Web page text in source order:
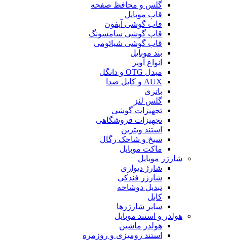
گلس و محافظ صفحه
قاب موبایل
قاب گوشی آیفون
قاب گوشی سامسونگ
قاب گوشی شیائومی
بند موبایل
انواع آویز
مبدل OTG و دانگل
AUX و کابل صدا
باتری
گلس لنز
تجهیزات گوشی
تجهیزات فروشگاهی
استند ویترین
سیخ و شاخک رگال
ماکت موبایل
شارژر موبایل
شارژ دیواری
شارژر فندکی
تبدیل دوشاخه
کابل
سایر شارژرها
هولدر و استند موبایل
هولدر ماشین
استند رومیزی و روزمره